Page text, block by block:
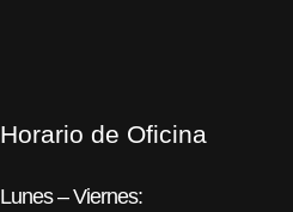
Horario de Oficina
Lunes – Viernes: